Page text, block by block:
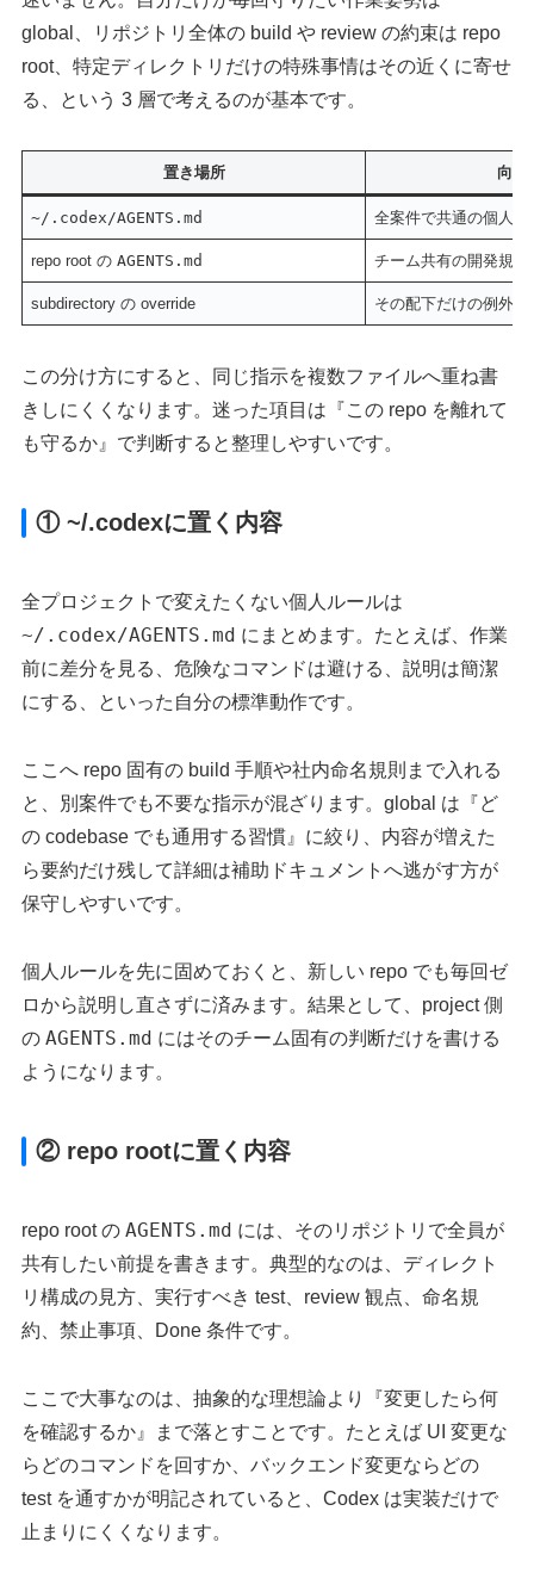
global、リポジトリ全体の build や review の約束は repo
root、特定ディレクトリだけの特殊事情はその近くに寄せ
る、という 3 層で考えるのが基本です。
置き場所 向い
~/.codex/AGENTS.md 全案件で共通の個人ル
repo root の AGENTS.md チーム共有の開発規約
subdirectory の override その配下だけの例外
この分け方にすると、同じ指示を複数ファイルへ重ね書
きしにくくなります。迷った項目は『この repo を離れて
も守るか』で判断すると整理しやすいです。
① ~/.codexに置く内容
全プロジェクトで変えたくない個人ルールは
~/.codex/AGENTS.md にまとめます。たとえば、作業
前に差分を見る、危険なコマンドは避ける、説明は簡潔
にする、といった自分の標準動作です。
ここへ repo 固有の build 手順や社内命名規則まで入れる
と、別案件でも不要な指示が混ざります。global は『ど
の codebase でも通用する習慣』に絞り、内容が増えた
ら要約だけ残して詳細は補助ドキュメントへ逃がす方が
保守しやすいです。
個人ルールを先に固めておくと、新しい repo でも毎回ゼ
ロから説明し直さずに済みます。結果として、project 側
のAGENTS.md にはそのチーム固有の判断だけを書ける
ようになります。
② repo rootに置く内容
repo root のAGENTS.md には、そのリポジトリで全員が
共有したい前提を書きます。典型的なのは、ディレクト
リ構成の見方、実行すべき test、review 観点、命名規
約、禁止事項、Done 条件です。
ここで大事なのは、抽象的な理想論より『変更したら何
を確認するか』まで落とすことです。たとえば UI 変更な
らどのコマンドを回すか、バックエンド変更ならどの
test を通すかが明記されていると、Codex は実装だけで
止まりにくくなります。